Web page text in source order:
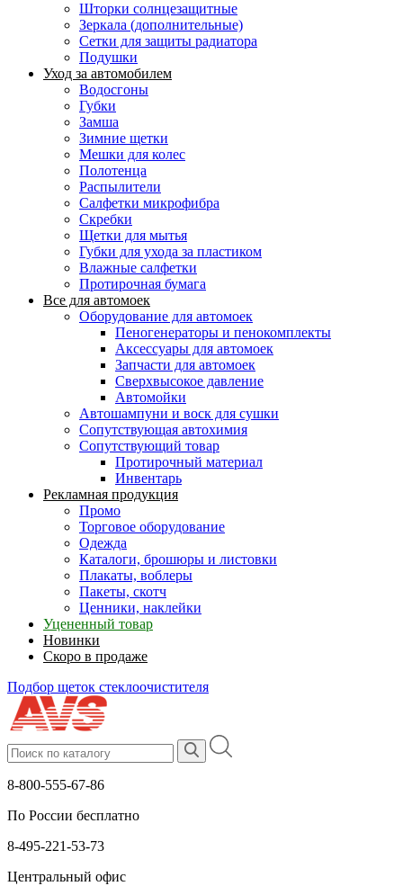
Шторки солнцезащитные
Зеркала (дополнительные)
Сетки для защиты радиатора
Подушки
Уход за автомобилем
Водосгоны
Губки
Замша
Зимние щетки
Мешки для колес
Полотенца
Распылители
Салфетки микрофибра
Скребки
Щетки для мытья
Губки для ухода за пластиком
Влажные салфетки
Протирочная бумага
Все для автомоек
Оборудование для автомоек
Пеногенераторы и пенокомплекты
Аксессуары для автомоек
Запчасти для автомоек
Сверхвысокое давление
Автомойки
Автошампуни и воск для сушки
Сопутствующая автохимия
Сопутствующий товар
Протирочный материал
Инвентарь
Рекламная продукция
Промо
Торговое оборудование
Одежда
Каталоги, брошюры и листовки
Плакаты, воблеры
Пакеты, скотч
Ценники, наклейки
Уцененный товар
Новинки
Скоро в продаже
Подбор щеток стеклоочистителя
8-800-555-67-86
По России бесплатно
8-495-221-53-73
Центральный офис